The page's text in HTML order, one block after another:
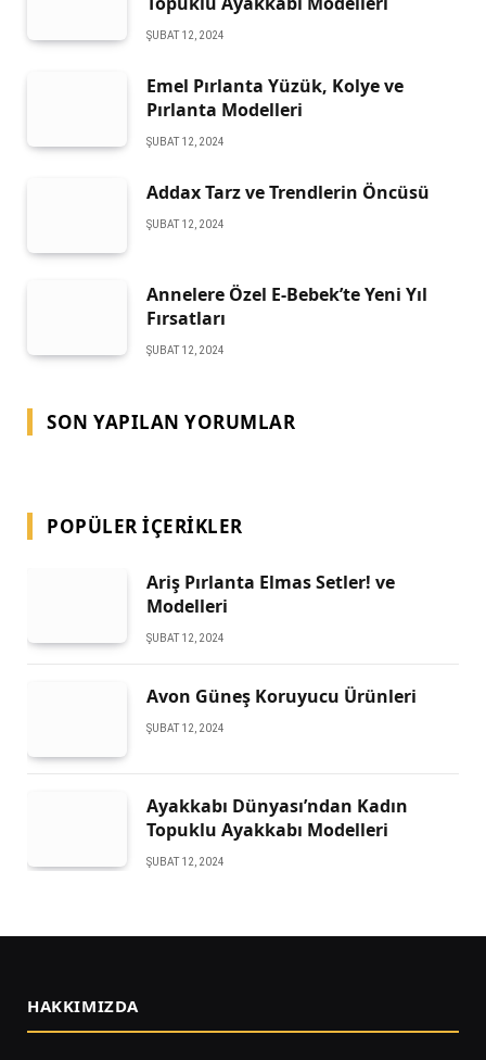
ŞUBAT 12, 2024
Emel Pırlanta Yüzük, Kolye ve
Pırlanta Modelleri
ŞUBAT 12, 2024
Addax Tarz ve Trendlerin Öncüsü
ŞUBAT 12, 2024
Annelere Özel E-Bebek’te Yeni Yıl
Fırsatları
ŞUBAT 12, 2024
SON YAPILAN YORUMLAR
POPÜLER İÇERIKLER
Ariş Pırlanta Elmas Setler! ve
Modelleri
ŞUBAT 12, 2024
Avon Güneş Koruyucu Ürünleri
ŞUBAT 12, 2024
Ayakkabı Dünyası’ndan Kadın
Topuklu Ayakkabı Modelleri
ŞUBAT 12, 2024
HAKKIMIZDA